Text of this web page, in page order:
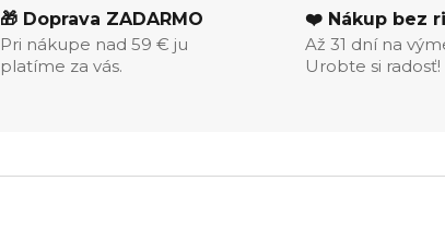
🎁 Doprava ZADARMO
Pri nákupe nad 59 € ju
platíme za vás.
❤️ Nákup bez
Až 31 dní na
Urobte si radosť!